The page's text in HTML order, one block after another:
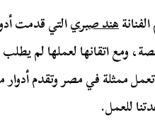
هند صبريالتي قدمت
ومع اتقانها لعملها لم
ممثلة في مصر وتقدم
للعمل.